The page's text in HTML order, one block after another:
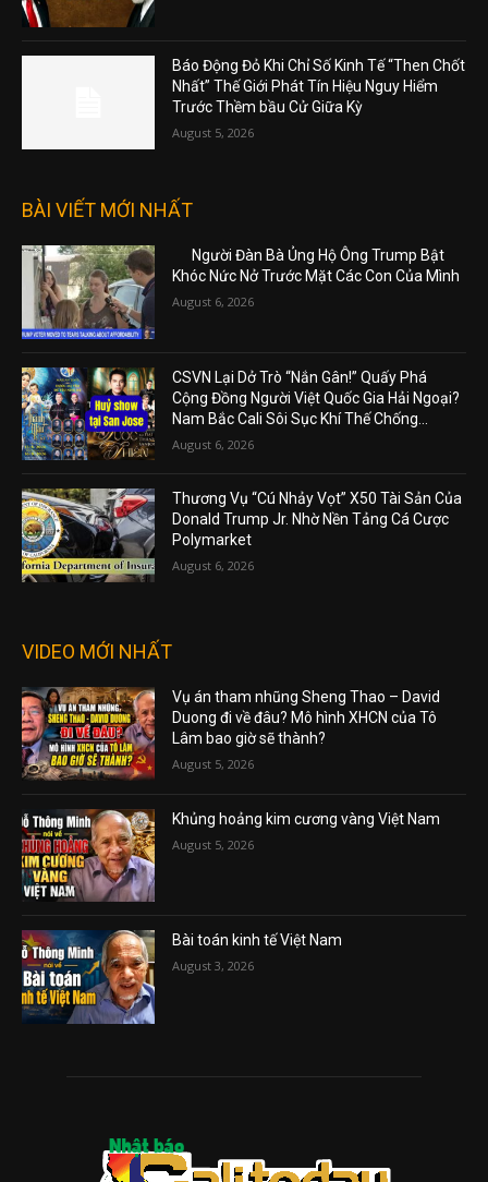
Báo Động Đỏ Khi Chỉ Số Kinh Tế “Then Chốt
Nhất” Thế Giới Phát Tín Hiệu Nguy Hiểm
Trước Thềm bầu Cử Giữa Kỳ
August 5, 2026
BÀI VIẾT MỚI NHẤT
Người Đàn Bà Ủng Hộ Ông Trump Bật
Khóc Nức Nở Trước Mặt Các Con Của Mình
August 6, 2026
CSVN Lại Dở Trò “Nắn Gân!” Quấy Phá
Cộng Đồng Người Việt Quốc Gia Hải Ngoại?
Nam Bắc Cali Sôi Sục Khí Thế Chống...
August 6, 2026
Thương Vụ “Cú Nhảy Vọt” X50 Tài Sản Của
Donald Trump Jr. Nhờ Nền Tảng Cá Cược
Polymarket
August 6, 2026
VIDEO MỚI NHẤT
Vụ án tham nhũng Sheng Thao – David
Duong đi về đâu? Mô hình XHCN của Tô
Lâm bao giờ sẽ thành?
August 5, 2026
Khủng hoảng kim cương vàng Việt Nam
August 5, 2026
Bài toán kinh tế Việt Nam
August 3, 2026